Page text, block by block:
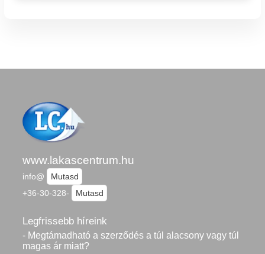
www.lakascentrum.hu
info@
Mutasd
+36-30-328-
Mutasd
Legfrissebb híreink
- Megtámadható a szerződés a túl alacsony vagy túl
magas ár miatt?